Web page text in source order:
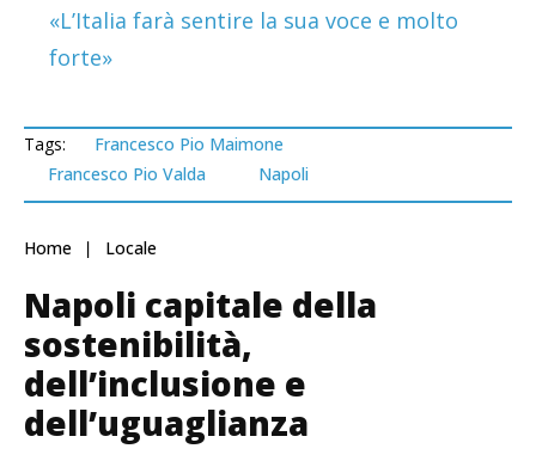
«L’Italia farà sentire la sua voce e molto
forte»
Tags:
Francesco Pio Maimone
Francesco Pio Valda
Napoli
Home Locale
Napoli capitale della
sostenibilità,
dell’inclusione e
dell’uguaglianza